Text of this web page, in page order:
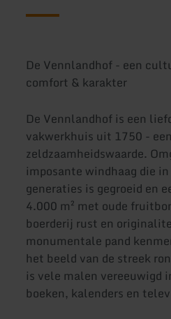
De Vennlandhof - een
comfort & karakter
De Vennlandhof is een
vakwerkhuis uit 1750 -
zeldzaamheidswaarde.
imposante windhaag die
generaties is gegroeid en
4.000 m² met oude
boerderij rust en
monumentale pand
het beeld van de streek
is vele malen vereeuwigd
boeken, kalenders en